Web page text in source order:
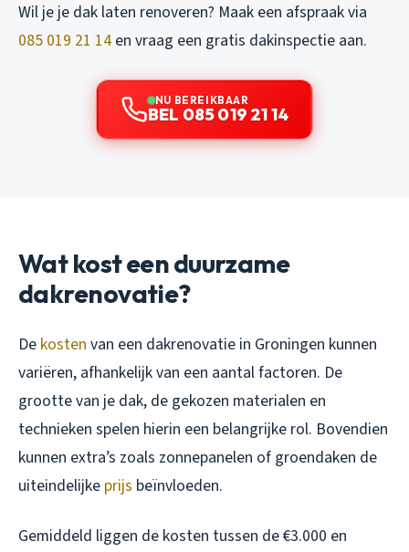
Wil je je dak laten renoveren? Maak een afspraak via
085 019 21 14 en vraag een gratis dakinspectie aan.
NU BEREIKBAAR
BEL 085 019 21 14
Wat kost een duurzame
dakrenovatie?
De kosten van een dakrenovatie in Groningen kunnen
variëren, afhankelijk van een aantal factoren. De
grootte van je dak, de gekozen materialen en
technieken spelen hierin een belangrijke rol. Bovendien
kunnen extra’s zoals zonnepanelen of groendaken de
uiteindelijke prijs beïnvloeden.
Gemiddeld liggen de kosten tussen de €3.000 en